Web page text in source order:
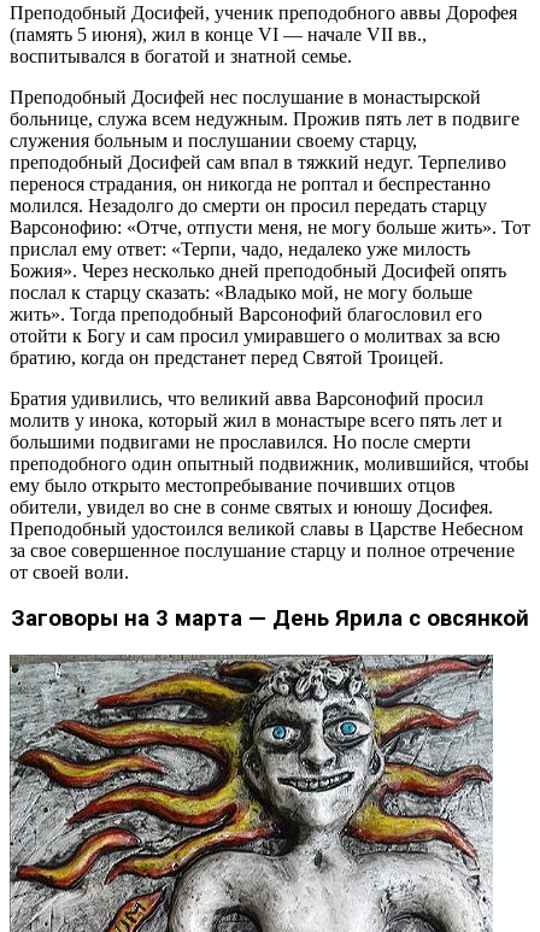
Преподобный Досифей, ученик преподобного аввы Дорофея
(память 5 июня), жил в конце VI — начале VII вв.,
воспитывался в богатой и знатной семье.
Преподобный Досифей нес послушание в монастырской
больнице, служа всем недужным. Прожив пять лет в подвиге
служения больным и послушании своему старцу,
преподобный Досифей сам впал в тяжкий недуг. Терпеливо
перенося страдания, он никогда не роптал и беспрестанно
молился. Незадолго до смерти он просил передать старцу
Варсонофию: «Отче, отпусти меня, не могу больше жить». Тот
прислал ему ответ: «Терпи, чадо, недалеко уже милость
Божия». Через несколько дней преподобный Досифей опять
послал к старцу сказать: «Владыко мой, не могу больше
жить». Тогда преподобный Варсонофий благословил его
отойти к Богу и сам просил умиравшего о молитвах за всю
братию, когда он предстанет перед Святой Троицей.
Братия удивились, что великий авва Варсонофий просил
молитв у инока, который жил в монастыре всего пять лет и
большими подвигами не прославился. Но после смерти
преподобного один опытный подвижник, молившийся, чтобы
ему было открыто местопребывание почивших отцов
обители, увидел во сне в сонме святых и юношу Досифея.
Преподобный удостоился великой славы в Царстве Небесном
за свое совершенное послушание старцу и полное отречение
от своей воли.
Заговоры на 3 марта — День Ярила с овсянкой